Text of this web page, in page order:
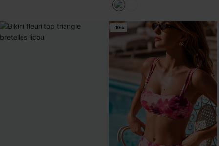
-10%